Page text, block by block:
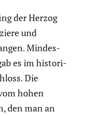
der Herzog
und
Mindes­
es im histo­ri­
Die
hohen
den man an